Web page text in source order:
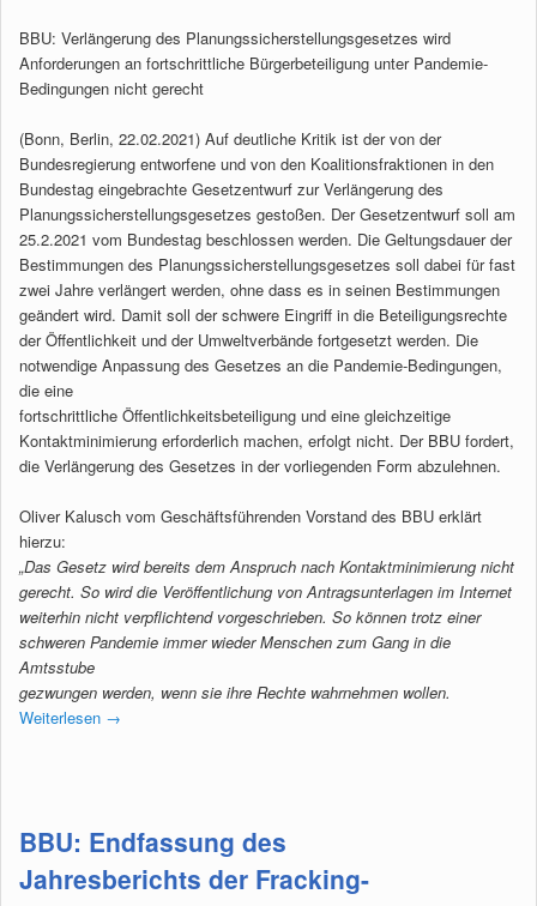
BBU: Verlängerung des Planungssicherstellungsgesetzes wird
Anforderungen an fortschrittliche Bürgerbeteiligung unter Pandemie-
Bedingungen nicht gerecht
(Bonn, Berlin, 22.02.2021) Auf deutliche Kritik ist der von der
Bundesregierung entworfene und von den Koalitionsfraktionen in den
Bundestag eingebrachte Gesetzentwurf zur Verlängerung des
Planungssicherstellungsgesetzes gestoßen. Der Gesetzentwurf soll am
25.2.2021 vom Bundestag beschlossen werden. Die Geltungsdauer der
Bestimmungen des Planungssicherstellungsgesetzes soll dabei für fast
zwei Jahre verlängert werden, ohne dass es in seinen Bestimmungen
geändert wird. Damit soll der schwere Eingriff in die Beteiligungsrechte
der Öffentlichkeit und der Umweltverbände fortgesetzt werden. Die
notwendige Anpassung des Gesetzes an die Pandemie-Bedingungen,
die eine
fortschrittliche Öffentlichkeitsbeteiligung und eine gleichzeitige
Kontaktminimierung erforderlich machen, erfolgt nicht. Der BBU fordert,
die Verlängerung des Gesetzes in der vorliegenden Form abzulehnen.
Oliver Kalusch vom Geschäftsführenden Vorstand des BBU erklärt
hierzu:
„Das Gesetz wird bereits dem Anspruch nach Kontaktminimierung nicht
gerecht. So wird die Veröffentlichung von Antragsunterlagen im Internet
weiterhin nicht verpflichtend vorgeschrieben. So können trotz einer
schweren Pandemie immer wieder Menschen zum Gang in die
Amtsstube
gezwungen werden, wenn sie ihre Rechte wahrnehmen wollen.
Weiterlesen →
BBU: Endfassung des
Jahresberichts der Fracking-